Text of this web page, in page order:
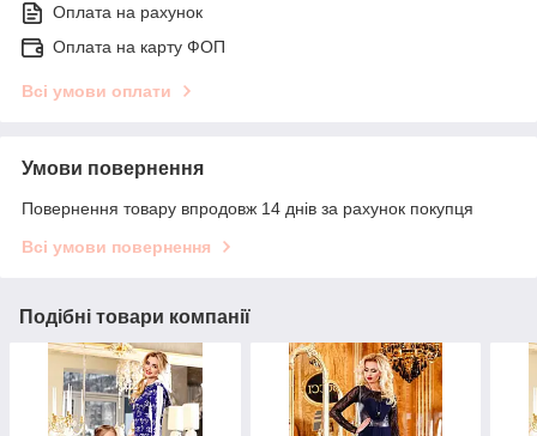
Оплата на рахунок
Оплата на карту ФОП
Всі умови оплати
Умови повернення
Повернення товару впродовж 14 днів за рахунок покупця
Всі умови повернення
Подібні товари компанії